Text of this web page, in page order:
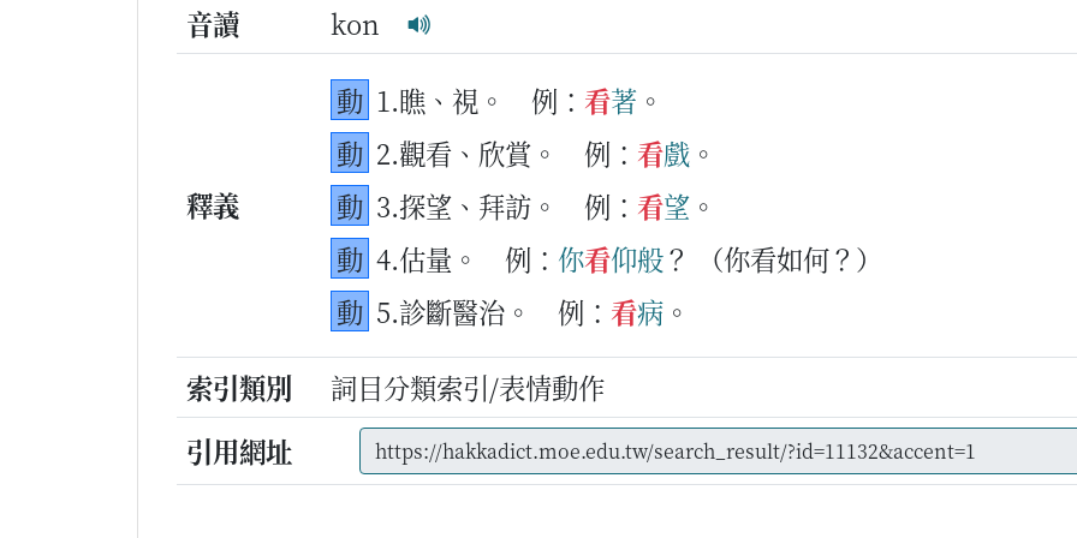
音讀 kon
釋義
動 1.瞧、視。 例： 看著 。
動 2.觀看、欣賞。 例： 看戲 。
動 3.探望、拜訪。 例： 看望 。
動 4.估量。 例： 你看仰般？
（你看如何？）
動 5.診斷醫治。 例： 看病 。
索引類別
詞目分類索引/表情動作
引用網址